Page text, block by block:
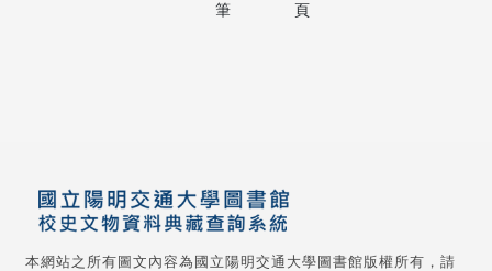
筆 頁
本網站之所有圖文內容為國立陽明交通大學圖書館版權所有，請